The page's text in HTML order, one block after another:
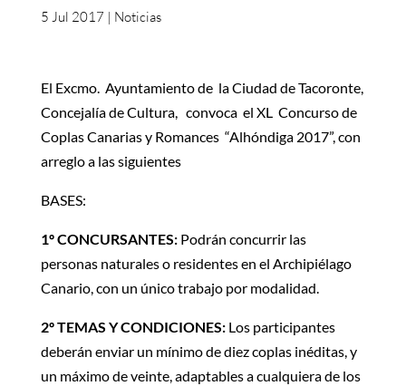
5 Jul 2017 | Noticias
El Excmo. Ayuntamiento de la Ciudad de Tacoronte,
Concejalía de Cultura, convoca el XL Concurso de
Coplas Canarias y Romances “Alhóndiga 2017”, con
arreglo a las siguientes
BASES:
1º CONCURSANTES:Podrán concurrir las
personas naturales o residentes en el Archipiélago
Canario, con un único trabajo por modalidad.
2º TEMAS Y CONDICIONES:Los participantes
deberán enviar un mínimo de diez coplas inéditas, y
un máximo de veinte, adaptables a cualquiera de los